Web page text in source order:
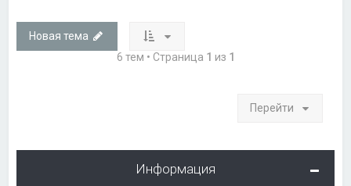
Новая тема
6 тем • Страница 1 из 1
Перейти
Информация